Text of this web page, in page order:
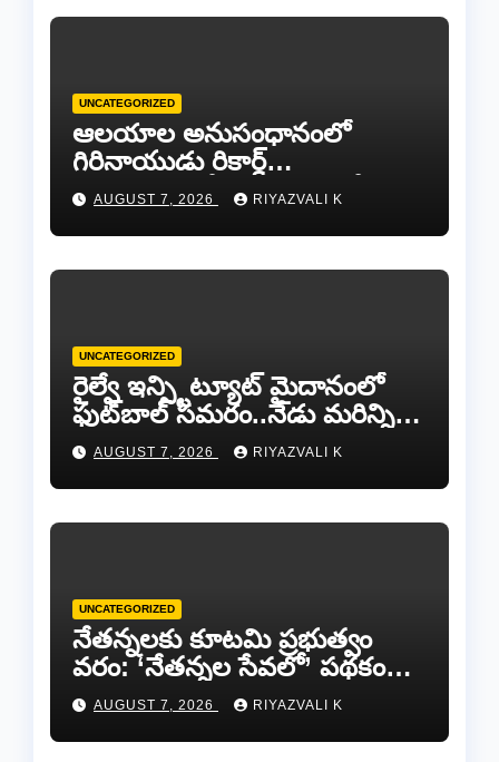
UNCATEGORIZED
ఆలయాల అనుసంధానంలో
గిరినాయుడు రికార్డ్
దారినేర్పరి..రోడ్డు నిర్మాణంతో పాటు
గోవుల సంరక్షణకు ప్రాణప్రతిష్ఠ!..
AUGUST 7, 2026 RIYAZVALI K
UNCATEGORIZED
రైల్వే ఇన్స్టిట్యూట్ మైదానంలో
ఫుట్‌బాల్ సమరం..నేడు మరిన్ని
జట్లు సిద్ధం!.
AUGUST 7, 2026 RIYAZVALI K
UNCATEGORIZED
​నేతన్నలకు కూటమి ప్రభుత్వం
వరం: ‘నేతన్నల సేవలో’ పథకం
ద్వారా ఏటా ₹25,000 ఆర్థిక
సాయం!
AUGUST 7, 2026 RIYAZVALI K